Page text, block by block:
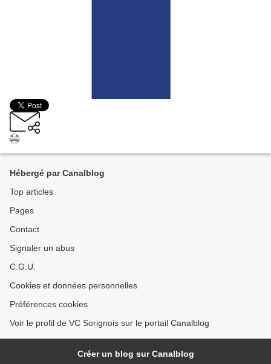
Hébergé par Canalblog
Top articles
Pages
Contact
Signaler un abus
C.G.U.
Cookies et données personnelles
Préférences cookies
Voir le profil de VC Sorignois sur le portail Canalblog
Créer un blog sur Canalblog